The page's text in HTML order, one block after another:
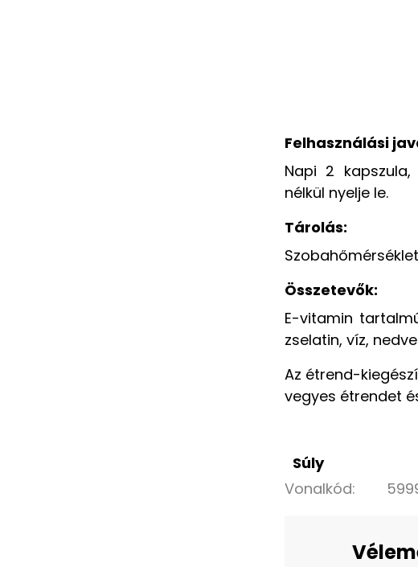
Felhasználási
Napi 2
nélkül nyelje le.
Tárolás:
Összetevők:
E-vitamin
zselatin, víz,
Az étrend-
vegyes étrendet
Súly
Vonalkód: